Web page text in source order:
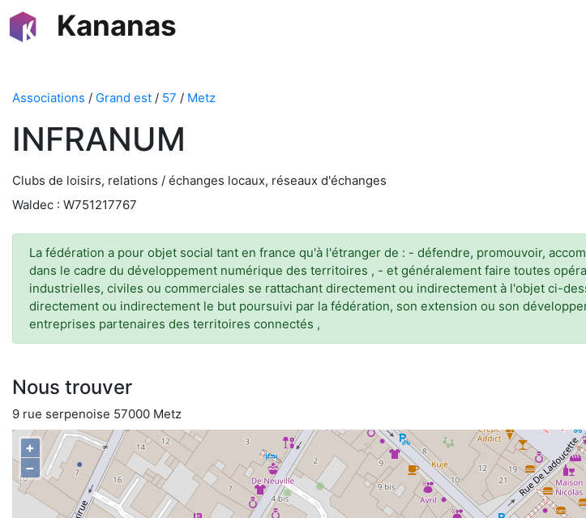
Kananas
Associations / Grand est / 57 / Metz
INFRANUM
Clubs de loisirs, relations / échanges locaux, réseaux d'échanges
Waldec : W751217767
La fédération a pour objet social tant en france qu'à l'étranger de : - défendre, promouvoir,
dans le cadre du développement numérique des territoires , - et généralement faire toutes
industrielles, civiles ou commerciales se rattachant directement ou indirectement à l'objet ci-
directement ou indirectement le but poursuivi par la fédération, son extension ou son
entreprises partenaires des territoires connectés ,
Nous trouver
9 rue serpenoise 57000 Metz
+
−